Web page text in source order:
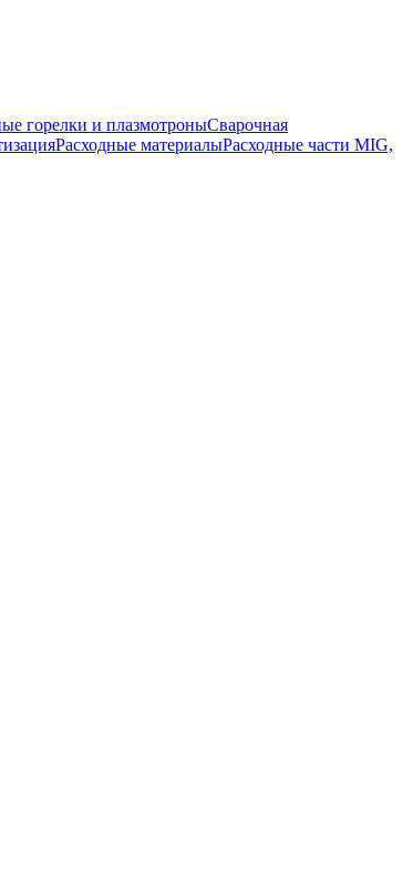
горелки и плазмотроныСварочная
Расходные материалыРасходные части MIG,